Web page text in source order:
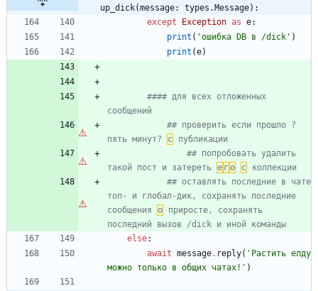
up_dick(message: types.Message):
except
Exception as e:
print ( 'ошибка DB в /dick ' )
print (e)
#### для всех отложенных
сообщений
## проверить если прошло ?
пять минут?
с публикации
## попробовать удалить
такой пост и затереть е г о с коллекции
## оставлять последние в чате
топ- и глобал-дик, сохранять последние
сообщения о приросте, сохранять
последний вызов /dick и иной команды
else:
await message. reply( ' Растить елду
можно только в общих чатах! ' )